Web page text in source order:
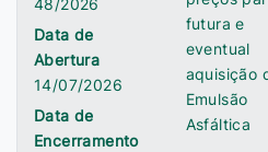
48/2026
Data de
Abertura
14/07/2026
Data de
Encerramento
futura e
eventual
aquisição
Emulsão
Asfáltica